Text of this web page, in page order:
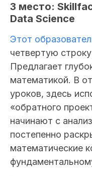
3 место:
Data Science
Этот
четвертую
Предлагает
математикой. В
уроков, здесь
«обратного
начинают с
постепенно
математические